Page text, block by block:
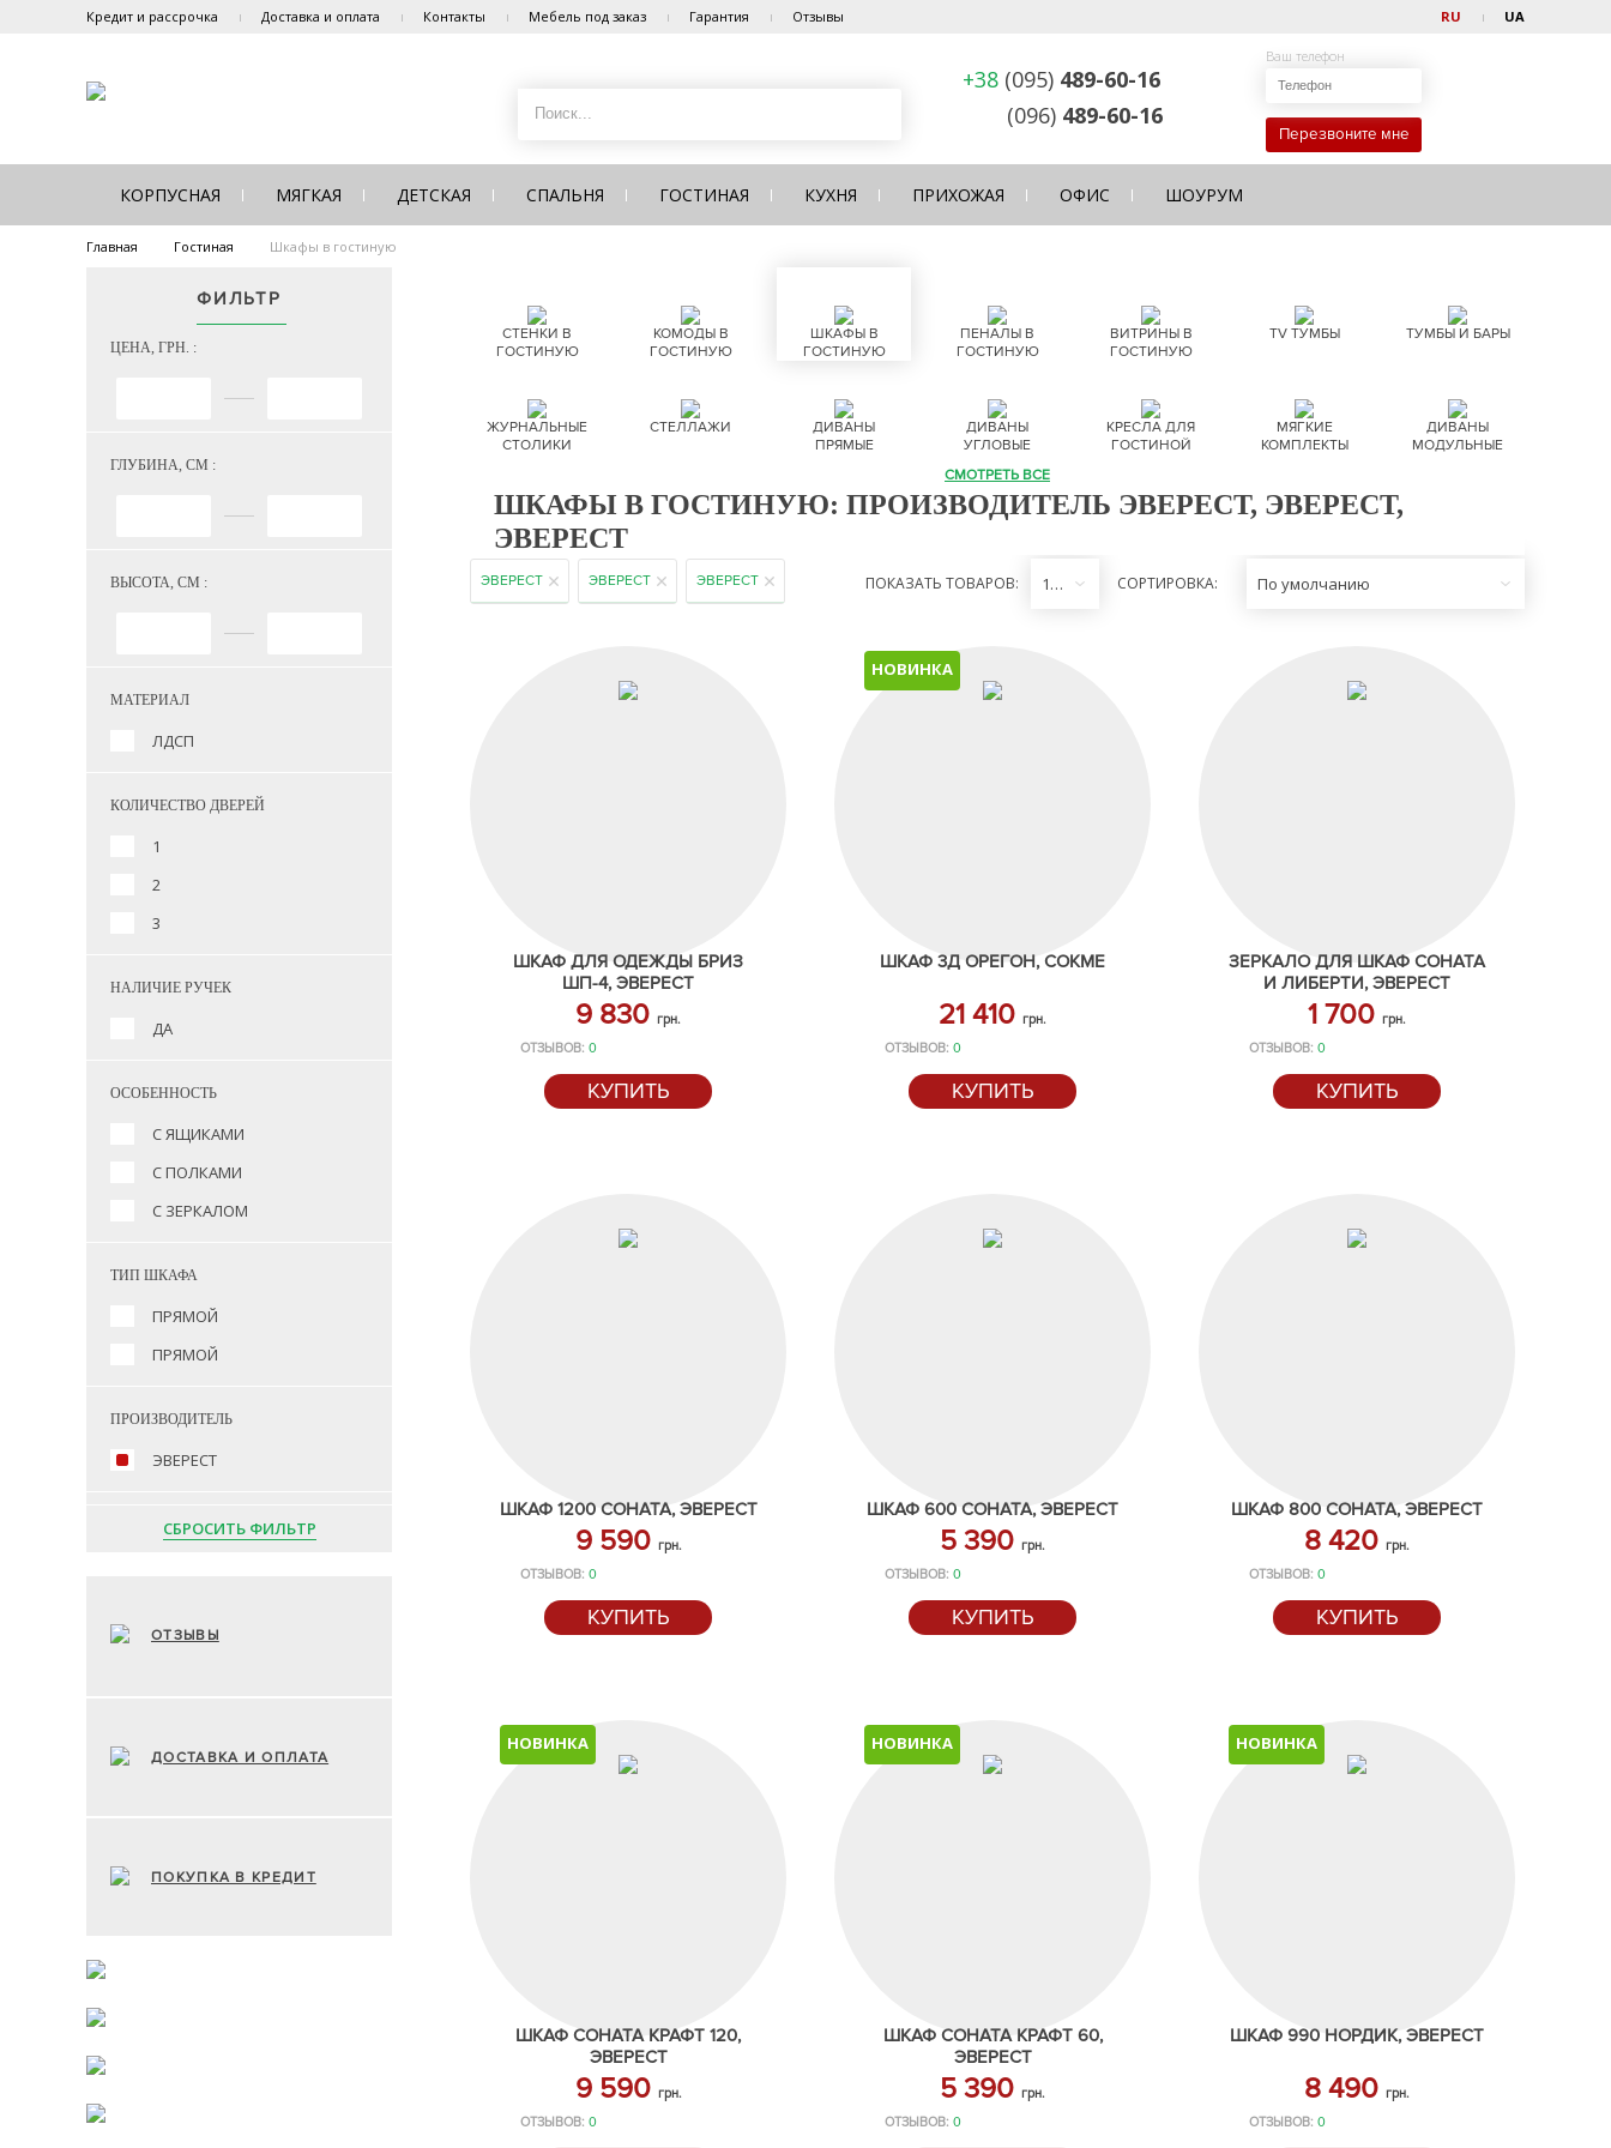
Кредит и рассрочка Доставка и оплата Контакты Мебель под заказ Гарантия Отзывы RU UA
+38 (095) 489-60-16
(096) 489-60-16
Ваш телефон
Перезвоните мне
КОРПУСНАЯ МЯГКАЯ ДЕТСКАЯ СПАЛЬНЯ ГОСТИНАЯ КУХНЯ ПРИХОЖАЯ ОФИС ШОУРУМ
Главная Гостиная Шкафы в гостиную
ФИЛЬТР
ЦЕНА, ГРН. :
ГЛУБИНА, СМ :
ВЫСОТА, СМ :
МАТЕРИАЛ
ЛДСП
КОЛИЧЕСТВО ДВЕРЕЙ
1
2
3
НАЛИЧИЕ РУЧЕК
ДА
ОСОБЕННОСТЬ
С ЯЩИКАМИ
С ПОЛКАМИ
С ЗЕРКАЛОМ
ТИП ШКАФА
ПРЯМОЙ
ПРЯМОЙ
ПРОИЗВОДИТЕЛЬ
ЭВЕРЕСТ
СБРОСИТЬ ФИЛЬТР
ОТЗЫВЫ
ДОСТАВКА И ОПЛАТА
ПОКУПКА В КРЕДИТ
СТЕНКИ В
ГОСТИНУЮ
КОМОДЫ В
ГОСТИНУЮ
ШКАФЫ В
ГОСТИНУЮ
ПЕНАЛЫ В
ГОСТИНУЮ
ВИТРИНЫ В
ГОСТИНУЮ
TV ТУМБЫ ТУМБЫ И БАРЫ
ЖУРНАЛЬНЫЕ
СТОЛИКИ
СТЕЛЛАЖИ
ДИВАНЫ
ПРЯМЫЕ
ДИВАНЫ
УГЛОВЫЕ
КРЕСЛА ДЛЯ
ГОСТИНОЙ
МЯГКИЕ
КОМПЛЕКТЫ
ДИВАНЫ
МОДУЛЬНЫЕ
СМОТРЕТЬ ВСЕ
ШКАФЫ В ГОСТИНУЮ: ПРОИЗВОДИТЕЛЬ ЭВЕРЕСТ, ЭВЕРЕСТ,
ЭВЕРЕСТ
ЭВЕРЕСТ ЭВЕРЕСТ ЭВЕРЕСТ ПОКАЗАТЬ ТОВАРОВ: 12 СОРТИРОВКА: По умолчанию
ШКАФ ДЛЯ ОДЕЖДЫ БРИЗ
ШП-4, ЭВЕРЕСТ
9 830 грн.
ОТЗЫВОВ: 0
КУПИТЬ
НОВИНКА
ШКАФ 3Д ОРЕГОН, СОКМЕ
21 410 грн.
ОТЗЫВОВ: 0
КУПИТЬ
ЗЕРКАЛО ДЛЯ ШКАФ СОНАТА
И ЛИБЕРТИ, ЭВЕРЕСТ
1 700 грн.
ОТЗЫВОВ: 0
КУПИТЬ
ШКАФ 1200 СОНАТА, ЭВЕРЕСТ
9 590 грн.
ОТЗЫВОВ: 0
КУПИТЬ
ШКАФ 600 СОНАТА, ЭВЕРЕСТ
5 390 грн.
ОТЗЫВОВ: 0
КУПИТЬ
ШКАФ 800 СОНАТА, ЭВЕРЕСТ
8 420 грн.
ОТЗЫВОВ: 0
КУПИТЬ
НОВИНКА
ШКАФ СОНАТА КРАФТ 120,
ЭВЕРЕСТ
9 590 грн.
ОТЗЫВОВ: 0
НОВИНКА
ШКАФ СОНАТА КРАФТ 60,
ЭВЕРЕСТ
5 390 грн.
ОТЗЫВОВ: 0
НОВИНКА
ШКАФ 990 НОРДИК, ЭВЕРЕСТ
8 490 грн.
ОТЗЫВОВ: 0